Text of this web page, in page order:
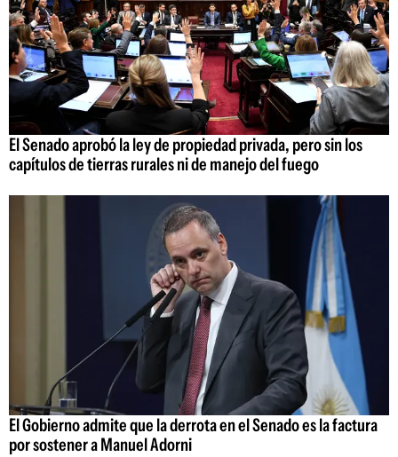
El Senado aprobó la ley de propiedad privada, pero sin los
capítulos de tierras rurales ni de manejo del fuego
El Gobierno admite que la derrota en el Senado es la factura
por sostener a Manuel Adorni